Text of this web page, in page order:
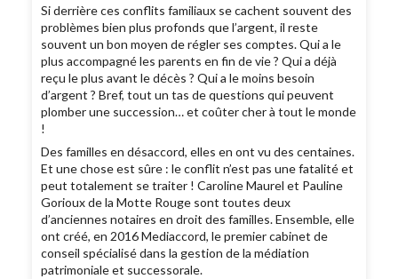
Si derrière ces conflits familiaux se cachent souvent des
problèmes bien plus profonds que l’argent, il reste
souvent un bon moyen de régler ses comptes. Qui a le
plus accompagné les parents en fin de vie ? Qui a déjà
reçu le plus avant le décès ? Qui a le moins besoin
d’argent ? Bref, tout un tas de questions qui peuvent
plomber une succession… et coûter cher à tout le monde
!
Des familles en désaccord, elles en ont vu des centaines.
Et une chose est sûre : le conflit n’est pas une fatalité et
peut totalement se traiter ! Caroline Maurel et Pauline
Gorioux de la Motte Rouge sont toutes deux
d’anciennes notaires en droit des familles. Ensemble, elle
ont créé, en 2016 Mediaccord, le premier cabinet de
conseil spécialisé dans la gestion de la médiation
patrimoniale et successorale.